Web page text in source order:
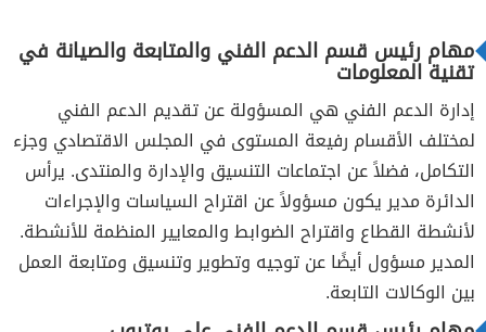
مهام رئيس قسم الدعم الفني والمتابعة والصيانة في
تقنية المعلومات
إدارة الدعم الفني هي المسؤولة عن تقديم الدعم الفني
لمختلف الأقسام رفيعة المستوى في المجلس الاقتصادي وجزء
التكامل، فضلاً عن اجتماعات التنسيق والإدارة والمنتدى. يرأس
الدائرة مدير يكون مسؤولاً عن اقتراح السياسات والإجراءات
لأنشطة القطاع واقتراح الضوابط والمعايير المنظمة للأنشطة.
المدير مسؤول أيضًا عن توجيه وتطوير وتنسيق ومتابعة العمل
بين الوكالات التابعة.